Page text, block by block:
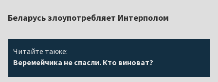
Беларусь злоупотребляет Интерполом
Читайте также:
Веремейчика не спасли. Кто виноват?